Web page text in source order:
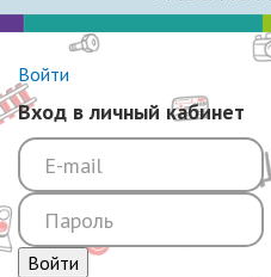
Войти
Вход в личный кабинет
Войти